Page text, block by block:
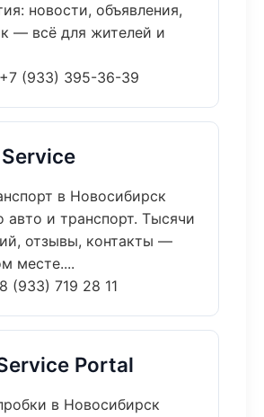
новости, объявления,
— всё для жителей и
+7 (933) 395-36-39
в Новосибирск
авто и транспорт. Тысячи
отзывы, контакты —
месте....
8 (933) 719 28 11
Portal
в Новосибирск